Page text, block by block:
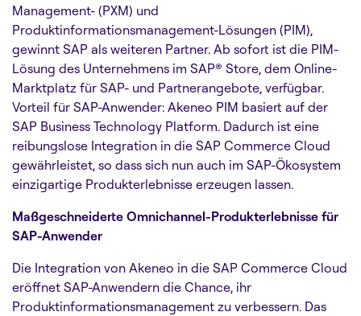
Management- (PXM) und
Produktinformationsmanagement-Lösungen (PIM),
gewinnt SAP als weiteren Partner. Ab sofort ist die PIM-
Lösung des Unternehmens im SAP® Store, dem Online-
Marktplatz für SAP- und Partnerangebote, verfügbar.
Vorteil für SAP-Anwender: Akeneo PIM basiert auf der
SAP Business Technology Platform. Dadurch ist eine
reibungslose Integration in die SAP Commerce Cloud
gewährleistet, so dass sich nun auch im SAP-Ökosystem
einzigartige Produkterlebnisse erzeugen lassen.
Maßgeschneiderte Omnichannel-Produkterlebnisse für
SAP-Anwender
Die Integration von Akeneo in die SAP Commerce Cloud
eröffnet SAP-Anwendern die Chance, ihr
Produktinformationsmanagement zu verbessern. Das